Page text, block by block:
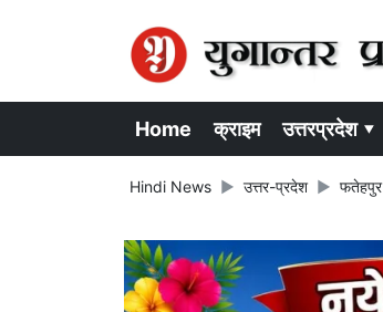
Home क्राइम उत्तरप्रदेश ▾
Hindi News उत्तर-प्रदेश फतेहपुर